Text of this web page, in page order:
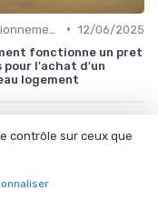
• 12/06/2025
fonctionne un pret
pour l'achat d'un
logement
contrôle sur ceux que